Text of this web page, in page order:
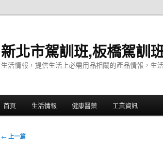
新北市駕訓班,板橋駕訓
生活情報，提供生活上必需用品相關的產品情報，生
首頁 生活情報 健康醫藥 工業資訊
文
← 上一篇